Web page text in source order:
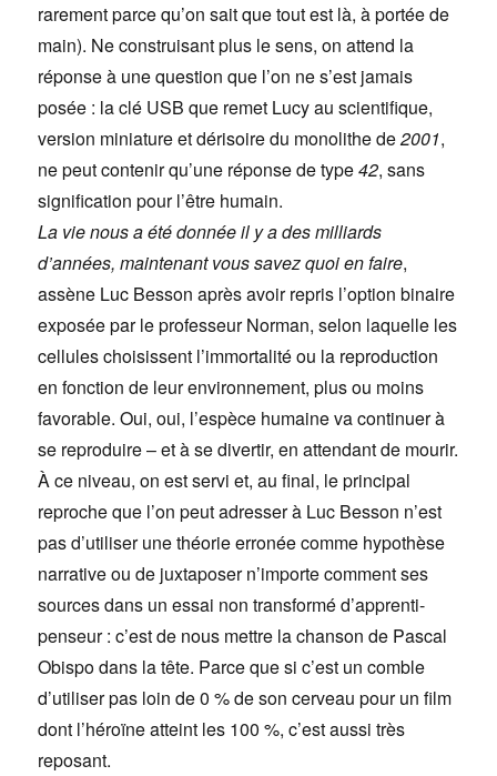
rarement parce qu’on sait que tout est là, à portée de
main). Ne construisant plus le sens, on attend la
réponse à une question que l’on ne s’est jamais
posée : la clé USB que remet Lucy au scientifique,
version miniature et dérisoire du monolithe de2001,
ne peut contenir qu’une réponse de type42, sans
signification pour l’être humain.
La vie nous a été donnée il y a des milliards
d’années, maintenant vous savez quoi en faire,
assène Luc Besson après avoir repris l’option binaire
exposée par le professeur Norman, selon laquelle les
cellules choisissent l’immortalité ou la reproduction
en fonction de leur environnement, plus ou moins
favorable. Oui, oui, l’espèce humaine va continuer à
se reproduire – et à se divertir, en attendant de mourir.
À ce niveau, on est servi et, au final, le principal
reproche que l’on peut adresser à Luc Besson n’est
pas d’utiliser une théorie erronée comme hypothèse
narrative ou de juxtaposer n’importe comment ses
sources dans un essai non transformé d’apprenti-
penseur : c’est de nous mettre la chanson de Pascal
Obispo dans la tête. Parce que si c’est un comble
d’utiliser pas loin de 0 % de son cerveau pour un film
dont l’héroïne atteint les 100 %, c’est aussi très
reposant.